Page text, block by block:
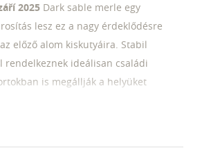
2025 Dark sable merle egy
lesz ez a nagy érdeklődésre
előző alom kiskutyáira. Stabil
rendelkeznek ideálisan családi
is megállják a helyüket
várhatóak mint például kék